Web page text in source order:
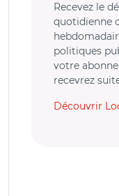
Recevez le
quotidienne
politiques
votre
recevrez
Découvrir